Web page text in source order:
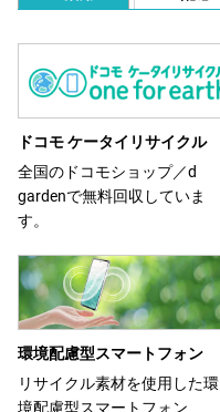
ドコモ ケータイリサイクル
全国のドコモショップ／d
gardenで無料回収していま
す。
環境配慮型スマートフォン
リサイクル素材を使用した環
境配慮型スマートフォン